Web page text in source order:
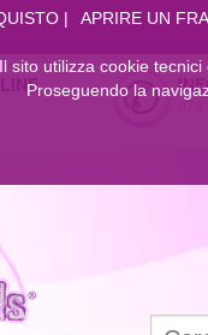
APRIRE UN
Il sito utilizza cookie
Proseguendo la